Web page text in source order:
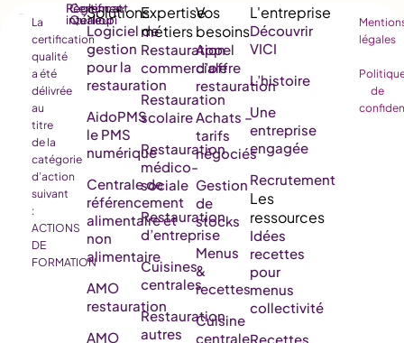
La
certification
qualité
a été
délivrée
au
titre
de la
catégorie
d’action
suivant
:
ACTIONS
DE
FORMATION
Règlement
intérieur
Certificat
Qualiopi
Logiciel de
gestion
pour la
restauration
AidoPMS
le PMS
numérique
Centrale de
référencement
alimentaire et
non
alimentaire
AMO
restauration
AMO
Restauration
commerciale
Restauration
scolaire
Restauration
médico-
sociale
Restauration
d’entreprise
Cuisines
centrales
Restauration
autres
Appel
d’offre
restauration
Achats –
tarifs
négociés
Gestion
de
stocks
Menus
&
recettes
Cuisine
centrale
Découvrir
VICI
L’histoire
Une
entreprise
engagée
Recrutement
Idées
recettes
pour
menus
collectivité
Recettes
légales
de